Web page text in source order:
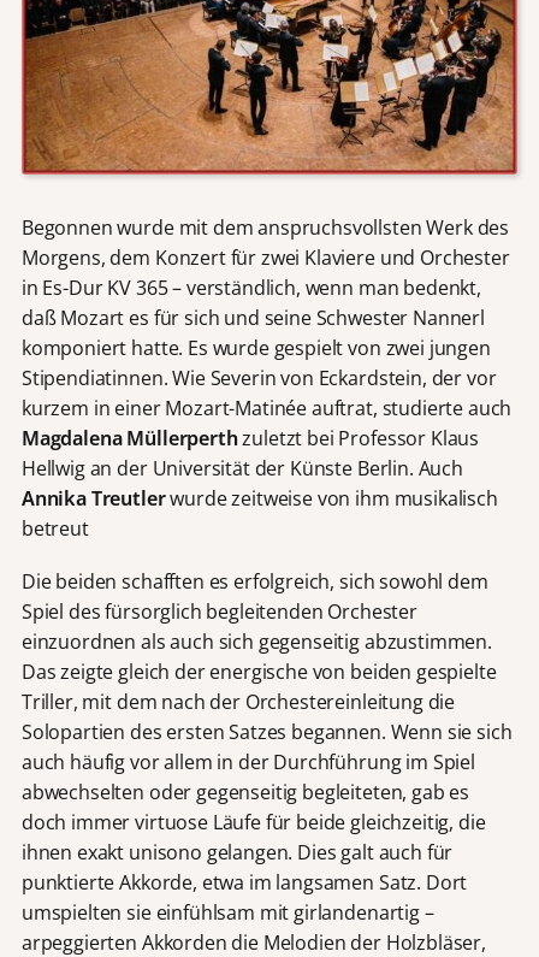
Begonnen wurde mit dem anspruchsvollsten Werk des
Morgens, dem Konzert für zwei Klaviere und Orchester
in Es-Dur KV 365 – verständlich, wenn man bedenkt,
daß Mozart es für sich und seine Schwester Nannerl
komponiert hatte. Es wurde gespielt von zwei jungen
Stipendiatinnen. Wie Severin von Eckardstein, der vor
kurzem in einer Mozart-Matinée auftrat, studierte auch
Magdalena Müllerperthzuletzt bei Professor Klaus
Hellwig an der Universität der Künste Berlin. Auch
Annika Treutlerwurde zeitweise von ihm musikalisch
betreut
Die beiden schafften es erfolgreich, sich sowohl dem
Spiel des fürsorglich begleitenden Orchester
einzuordnen als auch sich gegenseitig abzustimmen.
Das zeigte gleich der energische von beiden gespielte
Triller, mit dem nach der Orchestereinleitung die
Solopartien des ersten Satzes begannen. Wenn sie sich
auch häufig vor allem in der Durchführung im Spiel
abwechselten oder gegenseitig begleiteten, gab es
doch immer virtuose Läufe für beide gleichzeitig, die
ihnen exakt unisono gelangen. Dies galt auch für
punktierte Akkorde, etwa im langsamen Satz. Dort
umspielten sie einfühlsam mit girlandenartig –
arpeggierten Akkorden die Melodien der Holzbläser,